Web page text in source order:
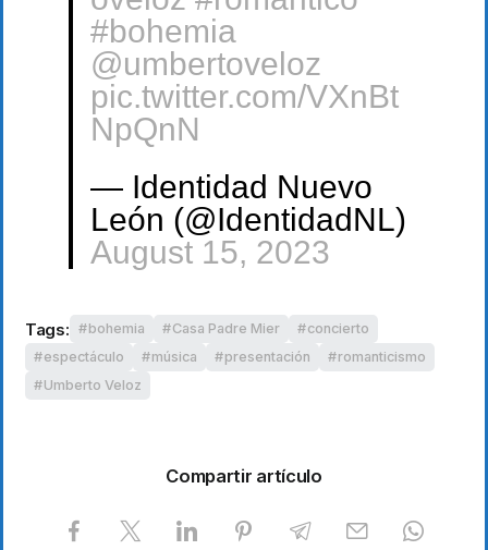
#bohemia
@umbertoveloz
pic.twitter.com/VXnBt
NpQnN
— Identidad Nuevo
León (@IdentidadNL)
August 15, 2023
Tags: bohemia Casa Padre Mier
concierto
espectáculo
música presentación
romanticismo
Umberto Veloz
Compartir artículo